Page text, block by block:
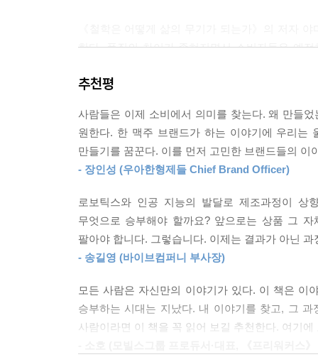
--- p. 101
‘무엇’과 ‘어떻게’는 일정한 기준으로 측정 가능
스를 공개하면 내가 이 일을 하는 이유, 즉 나만의
들은 점점 더 자극적인 내용을 다루거나 잘 팔리
지라도 충성도만은 누구에게도 뒤지지 않는 지지
--- p. 119
프로세스 이코노미로 모인 사람들도 이와 같은 두
--- p. 143
합리적인 가격으로 스마트폰을 생산해내려면 삼
한다. 품질의 차이가 좁혀지면서 소비자들은 예
때문이다. 소비에서 물질적 가치보다는 정신적인 ‘
만드는 노스페이스, 해양 플라스틱 폐기물로 러닝
있다.
팔리는 프로세스는 이렇게 만들어진다
- 공감 메커니즘과 인사이드 아웃, 새로운 가치를
프로세스를 공유하면 인간은 자신과는 전혀
동료라고 느끼기 때문이다. 이런 모습이 잘 나
의자와 테이블을 함께 조립한다. 멋진 바 카운터
함께하기로 한다.
추천평
사람들은 이제 소비에서 의미를 찾는다. 왜 만들
원한다. 한 맥주 브랜드가 하는 이야기에 우리는
만들기를 꿈꾼다. 이를 먼저 고민한 브랜드들의
- 장인성 (우아한형제들 Chief Brand Officer)
로보틱스와 인공 지능의 발달로 제조과정이 상
무엇으로 승부해야 할까요? 앞으로는 상품 그
팔아야 합니다. 그렇습니다. 이제는 결과가 아닌
- 송길영 (바이브컴퍼니 부사장)
모든 사람은 자신만의 이야기가 있다. 이 책은 이
승부하는 시대는 지났다. 내 이야기를 찾고, 그
사람이라면 이 책을 꼭 읽어 보길 추천한다. 여기